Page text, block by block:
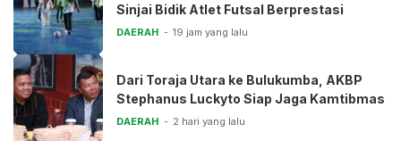
Sinjai Bidik Atlet Futsal Berprestasi
DAERAH 19 jam yang lalu
Dari Toraja Utara ke Bulukumba, AKBP
Stephanus Luckyto Siap Jaga Kamtibmas
DAERAH 2 hari yang lalu